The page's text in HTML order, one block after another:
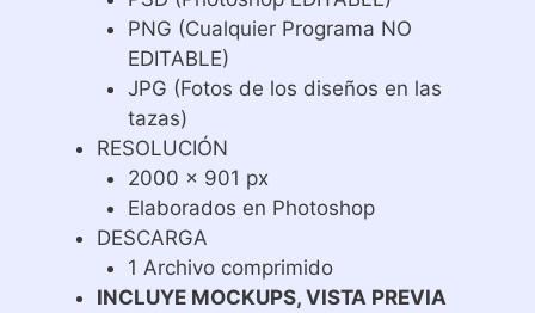
PNG (Cualquier Programa NO
EDITABLE)
JPG (Fotos de los diseños en las
tazas)
RESOLUCIÓN
2000 x 901 px
Elaborados en Photoshop
DESCARGA
1 Archivo comprimido
INCLUYE MOCKUPS, VISTA PREVIA